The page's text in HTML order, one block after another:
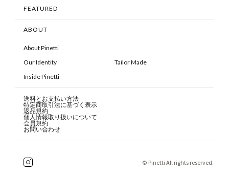
FEATURED
ABOUT
About Pinetti
Our Identity
Tailor Made
Inside Pinetti
送料とお支払い方法
特定商取引法に基づく表示
返品規約
個人情報取り扱いについて
会員規約
お問い合わせ
© Pinetti All rights reserved.